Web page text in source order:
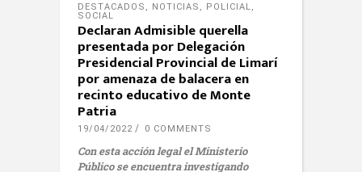
DESTACADOS , NOTICIAS , POLICIAL,
SOCIAL
Declaran Admisible querella
presentada por Delegación
Presidencial Provincial de Limarí
por amenaza de balacera en
recinto educativo de Monte
Patria
19/04/2022 0 COMMENTS
Con esta acción legal el Ministerio
Público se encuentra investigando